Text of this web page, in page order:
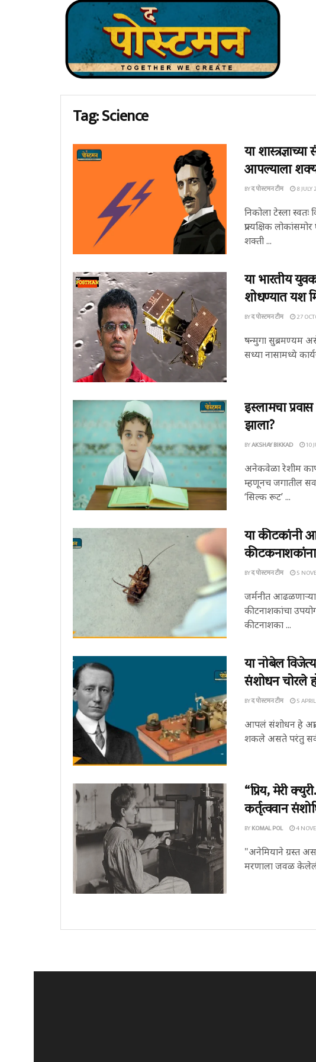
Tag:Science
या
आपल्याला
BYद पोस्टमन टीम 8 JULY
निकोला टेस्ला
प्रात्यक्षिक
शक्ती ...
या भारतीय
शोधण्यात यश
BYद पोस्टमन टीम 27
षन्मुगा सुब्रमण्यम
सध्या नासामध्ये
इस्लामचा
झाला?
BYAKSHAY BIKKAD 10
अनेकवेळा रेशीम
म्हणूनच जगातील
‘सिल्क रूट’ ...
या कीटकांनी
BYद पोस्टमन टीम 5
जर्मनीत आढळणाऱ्या
कीटनाशकांचा
कीटनाशका ...
या नोबेल
संशोधन चोरले
BYद पोस्टमन टीम 5
आपलं संशोधन हे
शकले असते परंतु सर्व
“प्रिय, मेरी
कर्तृत्ववान
BYKOMAL POL 4
"अनेमियाने ग्रस्त
मरणाला जवळ